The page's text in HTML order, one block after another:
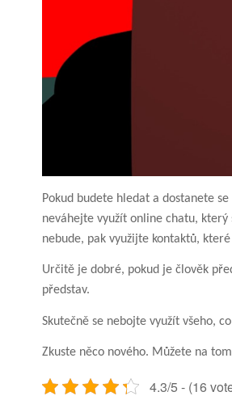
Pokud budete hledat a dostanete
neváhejte využít online chatu, který
nebude, pak využijte kontaktů,
Určitě je dobré, pokud je člověk
představ.
Skutečně se nebojte využít všeho,
Zkuste něco nového. Můžete na
4.3/5 - (16